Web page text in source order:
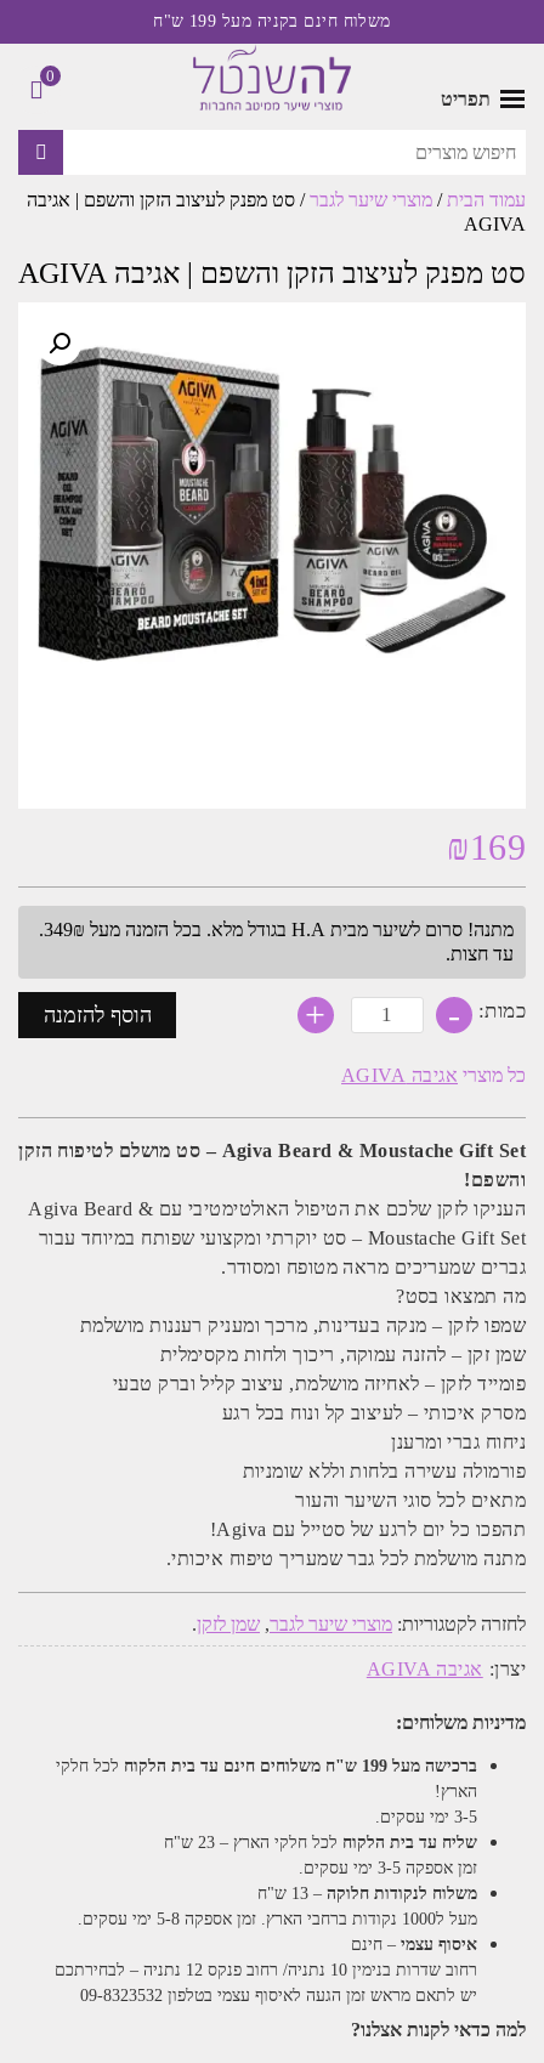
משלוח חינם בקניה מעל 199 ש"ח
תפריט
עמוד הבית / מוצרי שיער לגבר/ סט מפנק לעיצוב הזקן והשפם | אגיבה
AGIVA
סט מפנק לעיצוב הזקן והשפם | אגיבה AGIVA
₪169
מתנה! סרום לשיער מבית H.A בגודל מלא. בכל הזמנה מעל 349₪.
עד חצות.
כמות: -
כמות
של
לעיצוב
והשפם
|
אגיבה
+ הוסף להזמנה
כל מוצרי אגיבה AGIVA
Agiva Beard & Moustache Gift Set – סט מושלם לטיפוח הזקן
והשפם!
העניקו לזקן שלכם את הטיפול האולטימטיבי עם Agiva Beard &
Moustache Gift Set – סט יוקרתי ומקצועי שפותח במיוחד עבור
גברים שמעריכים מראה מטופח ומסודר.
מה תמצאו בסט?
שמפו לזקן – מנקה בעדינות, מרכך ומעניק רעננות מושלמת
שמן זקן – להזנה עמוקה, ריכוך ולחות מקסימלית
פומייד לזקן – לאחיזה מושלמת, עיצוב קליל וברק טבעי
מסרק איכותי – לעיצוב קל ונוח בכל רגע
ניחוח גברי ומרענן
פורמולה עשירה בלחות וללא שומניות
מתאים לכל סוגי השיער והעור
תהפכו כל יום לרגע של סטייל עם Agiva!
מתנה מושלמת לכל גבר שמעריך טיפוח איכותי.
לחזרה לקטגוריות: מוצרי שיער לגבר, שמן לזקן.
יצרן: אגיבה AGIVA
מדיניות משלוחים:
ברכישה מעל 199 ש"ח משלוחים חינם עד בית הלקוח לכל חלקי
הארץ!
3-5 ימי עסקים.
שליח עד בית הלקוח לכל חלקי הארץ – 23 ש"ח
זמן אספקה 3-5 ימי עסקים.
משלוח לנקודות חלוקה – 13 ש"ח
מעל ל1000 נקודות ברחבי הארץ. זמן אספקה 5-8 ימי עסקים.
איסוף עצמי – חינם
רחוב שדרות בנימין 10 נתניה/ רחוב פנקס 12 נתניה – לבחירתכם
יש לתאם מראש זמן הגעה לאיסוף עצמי בטלפון 09-8323532
למה כדאי לקנות אצלנו?
0